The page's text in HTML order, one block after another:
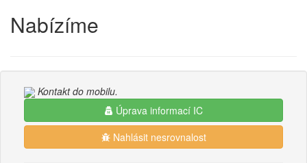
Nabízíme
Kontakt do mobilu.
Úprava informací IC
Nahlásit nesrovnalost